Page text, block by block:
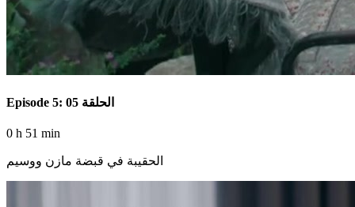
Episode 5: الحلقة 05
0 h 51 min
الحقيبة في قبضة مازن ووسيم